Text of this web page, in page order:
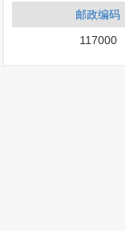
邮政编码
117000